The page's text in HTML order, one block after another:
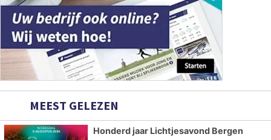
MEEST GELEZEN
Honderd jaar Lichtjesavond Bergen